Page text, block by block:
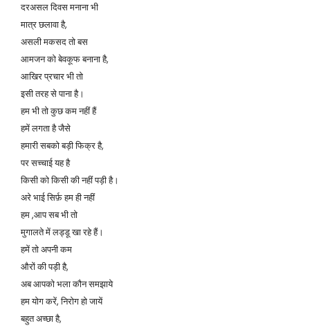
दरअसल दिवस मनाना भी
मात्र छलावा है,
असली मकसद तो बस
आमजन को बेवकूफ बनाना है,
आखिर प्रचार भी तो
इसी तरह से पाना है।
हम भी तो कुछ कम नहीं हैं
हमें लगता है जैसे
हमारी सबको बड़ी फिक्र है,
पर सच्चाई यह है
किसी को किसी की नहीं पड़ी है।
अरे भाई सिर्फ़ हम ही नहीं
हम ,आप सब भी तो
मुगालते में लड्डू खा रहे हैं।
हमें तो अपनी कम
औरों की पड़ी है,
अब आपको भला कौन समझाये
हम योग करें, निरोग हो जायें
बहुत अच्छा है,